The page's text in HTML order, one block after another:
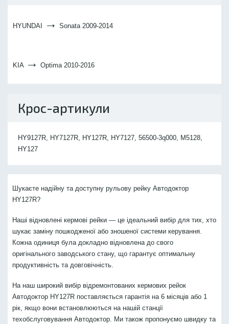
HYUNDAI → Sonata 2009-2014
KIA → Optima 2010-2016
Крос-артикули
HY9127R, HY7127R, HY127R, HY7127, 56500-3q000, M5128,
HY127
Шукаєте надійну та доступну рульову рейку Автодоктор
HY127R?
Наші відновлені кермові рейки — це ідеальний вибір для тих, хто
шукає заміну пошкодженої або зношеної системи керування.
Кожна одиниця була докладно відновлена до свого
оригінального заводського стану, що гарантує оптимальну
продуктивність та довговічність.
На наш широкий вибір відремонтованих кермових рейок
Автодоктор HY127R поставляється гарантія на 6 місяців або 1
рік, якщо вони встановлюються на нашій станції
техобслуговування Автодоктор. Ми також пропонуємо швидку та